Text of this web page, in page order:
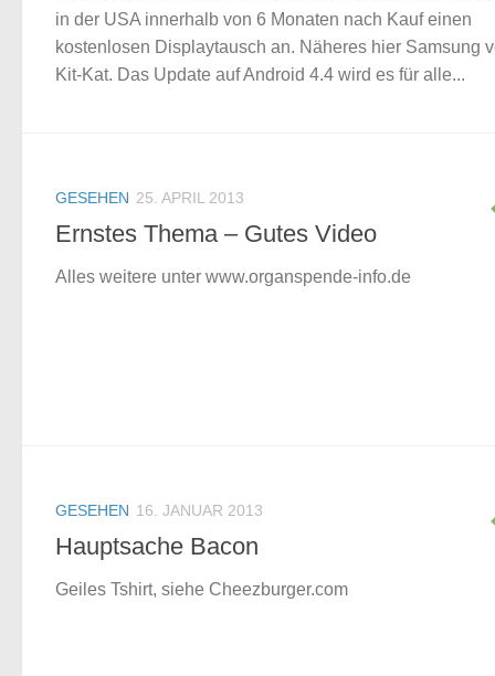
in der USA innerhalb von 6 Monaten nach Kauf einen
kostenlosen Displaytausch an. Näheres hier Samsung
Kit-Kat. Das Update auf Android 4.4 wird es für alle...
GESEHEN 25. APRIL 2013
Ernstes Thema – Gutes Video
Alles weitere unter www.organspende-info.de
GESEHEN 16. JANUAR 2013
Hauptsache Bacon
Geiles Tshirt, siehe Cheezburger.com